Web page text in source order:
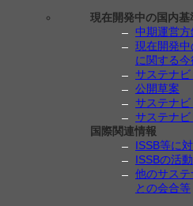
現在開発中の国内基
中期運営方
現在開発
に関する
サステナ
公開草案
サステナ
サステナ
国際関連情報
ISSB等に
ISSBの活動
他のサス
との会合等